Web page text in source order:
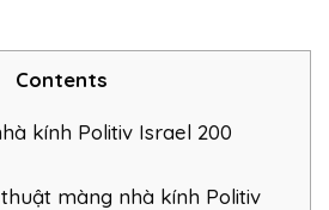
Contents
kính Politiv Israel 200
màng nhà kính Politiv